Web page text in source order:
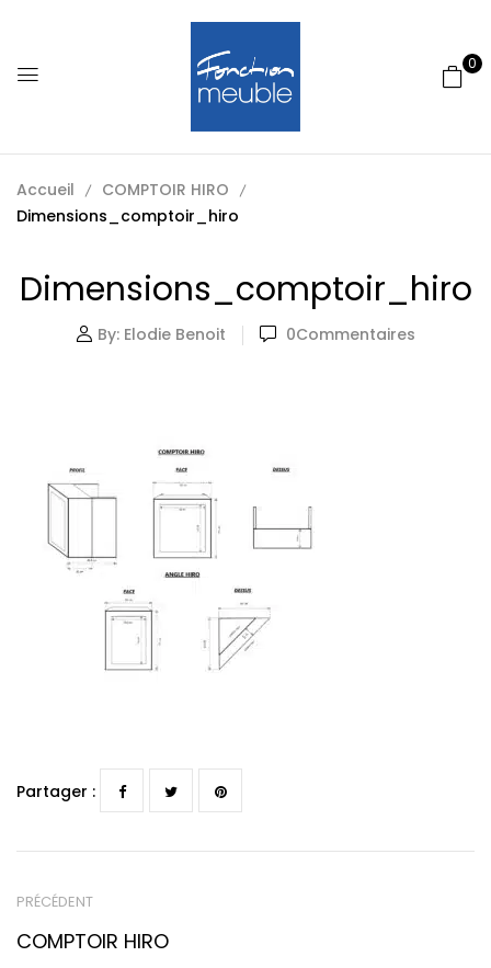
0
Accueil
COMPTOIR HIRO
Dimensions_comptoir_hiro
Dimensions_comptoir_hiro
By: Elodie Benoit 0Commentaires
Partager :
PRÉCÉDENT
COMPTOIR HIRO